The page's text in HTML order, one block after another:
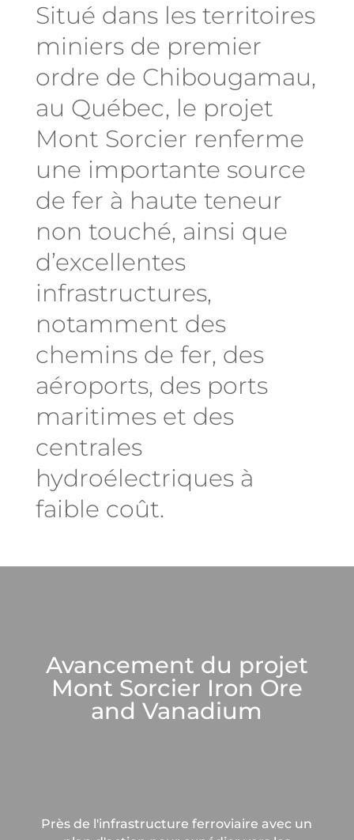
Situé dans les territoires
miniers de premier
ordre de Chibougamau,
au Québec, le projet
Mont Sorcier renferme
une importante source
de fer à haute teneur
non touché, ainsi que
d’excellentes
infrastructures,
notamment des
chemins de fer, des
aéroports, des ports
maritimes et des
centrales
hydroélectriques à
faible coût.
Avancement du projet
Mont Sorcier Iron Ore
and Vanadium
Près de l'infrastructure ferroviaire avec un